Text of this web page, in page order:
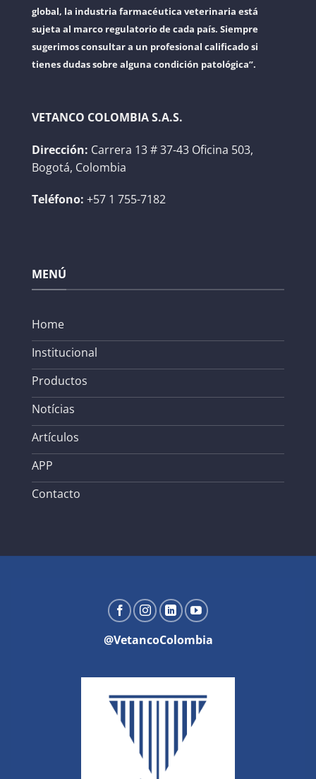
global, la industria farmacéutica veterinaria está
sujeta al marco regulatorio de cada país. Siempre
sugerimos consultar a un profesional calificado si
tienes dudas sobre alguna condición patológica”.
VETANCO COLOMBIA S.A.S.
Dirección: Carrera 13 # 37-43 Oficina 503,
Bogotá, Colombia
Teléfono: +57 1 755-7182
MENÚ
Home
Institucional
Productos
Notícias
Artículos
APP
Contacto
@VetancoColombia